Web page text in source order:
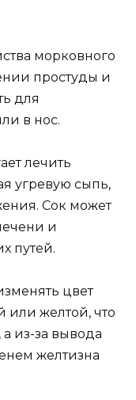
морковного
простуды и
для
в нос.
лечить
угревую сыпь,
Сок может
и
путей.
цвет
или желтой, что
из-за вывода
желтизна